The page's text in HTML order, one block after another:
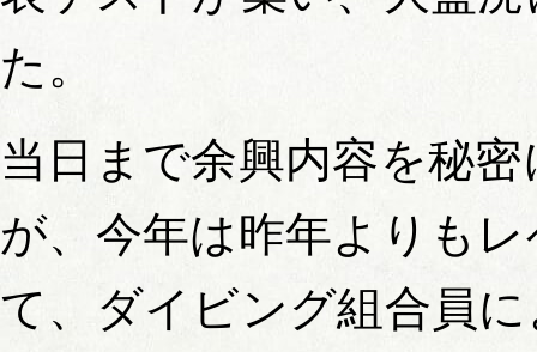
た。
当日まで余興内容を秘
が、今年は昨年よりも
て、ダイビング組合員